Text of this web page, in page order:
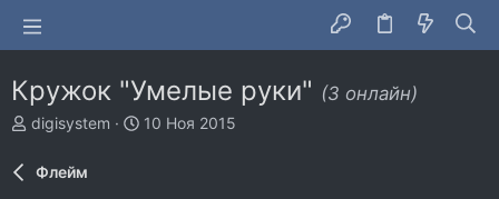
Кружок "Умелые руки" (3 онлайн)
А
digisystem
Д
10 Ноя 2015
Флейм